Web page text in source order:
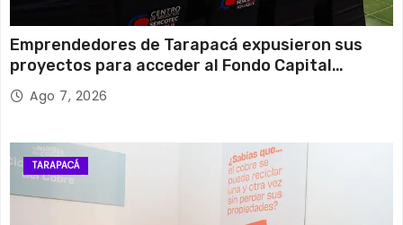
Emprendedores de Tarapacá expusieron sus
proyectos para acceder al Fondo Capital
Semilla de SERCOTEC
Ago 7, 2026
TARAPACÁ